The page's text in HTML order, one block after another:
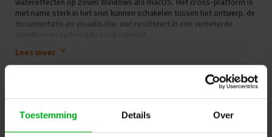
Toestemming Details Over
watereffecten op zowel Windows als macOS. Het cross-platform is
met name sterk in het snel kunnen schakelen tussen het ontwerp, de
documentatie en visualisatie, wat resulteert in een verbeterde
Capture 2023 bevat verschillende verbeteringen en nieuwe functies
voor ontwerp, visualisatie en documentatie. Dit zijn onder andere
een sneltoetseditor, een nieuw navigatiemenu, een kleurenkiezer en
het importeren van de fixturemodus. Andere hoogtepunten zijn
HDRI-beeldgebaseerde verlichting, pixel tube visualisatie, plot
underlays, plot key symbol ordering en de mogelijkheid om
rapporten en andere documentatie te exporteren naar PDF.
Lees meer
Login of account aanmaken - en krijg direct korting
Doorgaan